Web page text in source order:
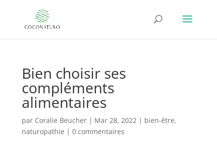
Bien choisir ses
compléments
alimentaires
par Coralie Beucher| Mar 28, 2022| bien-être,
naturopathie | 0 commentaires